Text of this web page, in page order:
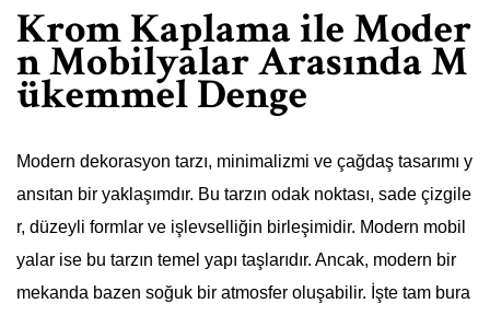
Krom Kaplama ile Moder
n Mobilyalar Arasında M
ükemmel Denge
Modern dekorasyon tarzı, minimalizmi ve çağdaş tasarımı y
ansıtan bir yaklaşımdır. Bu tarzın odak noktası, sade çizgile
r, düzeyli formlar ve işlevselliğin birleşimidir. Modern mobil
yalar ise bu tarzın temel yapı taşlarıdır. Ancak, modern bir
mekanda bazen soğuk bir atmosfer oluşabilir. İşte tam bura